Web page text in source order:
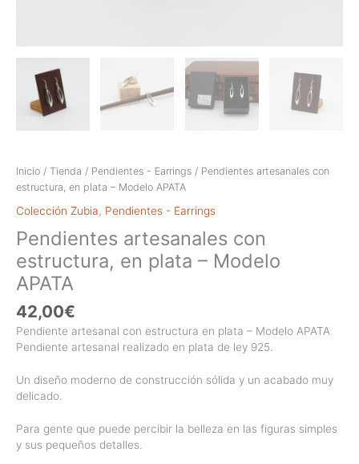
Inicio / Tienda / Pendientes - Earrings / Pendientes artesanales con
estructura, en plata – Modelo APATA
Colección Zubia Pendientes - Earrings
Pendientes artesanales con
estructura, en plata – Modelo
APATA
42,00€
Pendiente artesanal con estructura en plata – Modelo APATA
Pendiente artesanal realizado en plata de ley 925.
Un diseño moderno de construcción sólida y un acabado muy
delicado.
Para gente que puede percibir la belleza en las figuras simples
y sus pequeños detalles.